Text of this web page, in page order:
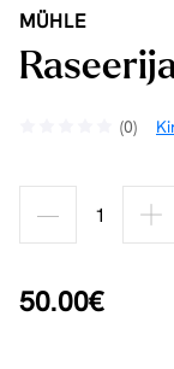
MÜHLE
(0)
50.00€